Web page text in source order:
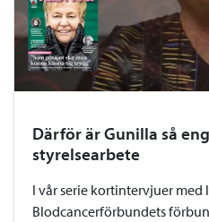
Därför är Gunilla så
styrelsearbete
I vår serie kortintervjuer med
Blodcancerförbundets